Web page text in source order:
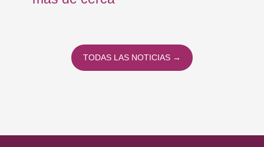
TODAS LAS NOTICIAS →